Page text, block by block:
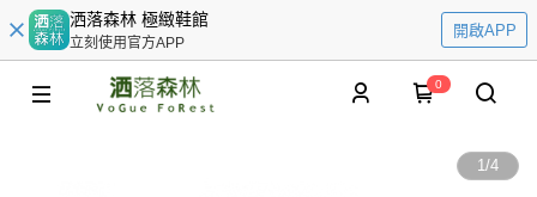
洒落森林 極緻鞋館
立刻使用官方APP
開啟APP
0
1/4